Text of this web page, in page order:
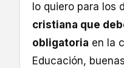
lo quiero para los
cristiana que
obligatoria en la
Educación,